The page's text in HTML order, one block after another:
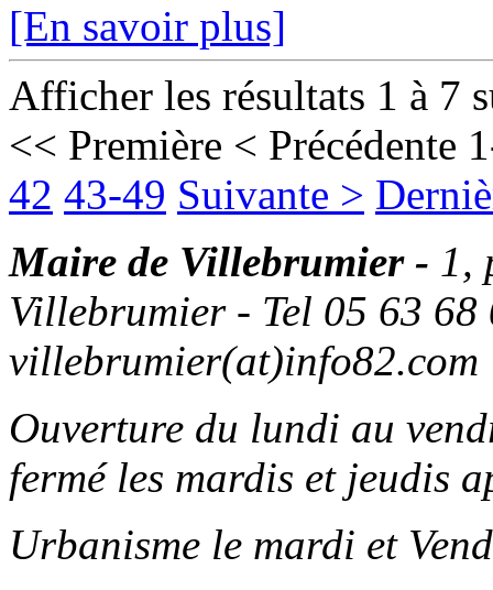
[En savoir plus]
Afficher les résultats 1 à 7
<< Première < Précédente
42 43-49 Suivante >
Maire de Villebrumier - 1,
Villebrumier - Tel 05 63
villebrumier(at)info82.com
Ouverture du lundi au
fermé les mardis et jeudis
Urbanisme le mardi et